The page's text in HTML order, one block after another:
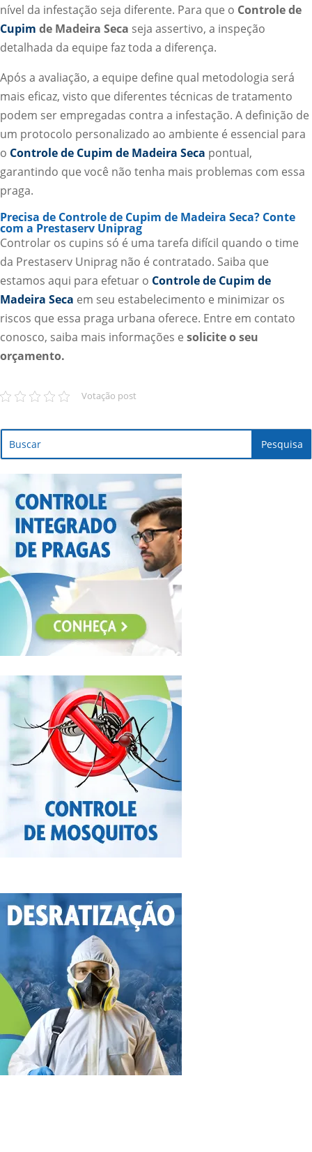
nível da infestação seja diferente. Para que o Controle de
Cupim de Madeira Seca seja assertivo, a inspeção
detalhada da equipe faz toda a diferença.
Após a avaliação, a equipe define qual metodologia será
mais eficaz, visto que diferentes técnicas de tratamento
podem ser empregadas contra a infestação. A definição de
um protocolo personalizado ao ambiente é essencial para
o Controle de Cupim de Madeira Seca pontual,
garantindo que você não tenha mais problemas com essa
praga.
Precisa de Controle de Cupim de Madeira Seca? Conte
com a Prestaserv Uniprag
Controlar os cupins só é uma tarefa difícil quando o time
da Prestaserv Uniprag não é contratado. Saiba que
estamos aqui para efetuar o Controle de Cupim de
Madeira Seca em seu estabelecimento e minimizar os
riscos que essa praga urbana oferece. Entre em contato
conosco, saiba mais informações e solicite o seu
orçamento.
Votação post